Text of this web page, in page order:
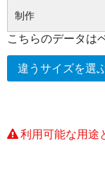
制作
こちらのデータは
違うサイズを選
利用可能な用途